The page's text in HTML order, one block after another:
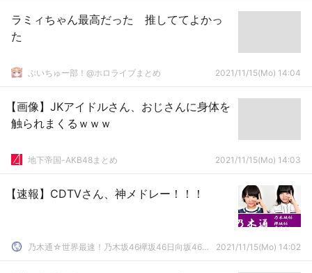
ラミィちゃん最高だった 推しててよかっ
た
ぶいちゅー部！@ホロライブまとめ 2021/11/15(Mo) 14:04
【画像】JKアイドルさん、おじさんに身体を
触られまくるｗｗｗ
地下帝国-AKB48まとめ 2021/11/15(Mo) 14:03
【速報】CDTVさん、神メドレー！！！
乃木通☆世界最速！乃木坂46欅坂46日向坂46速報まとめ 2021/11/15(Mo) 14:02